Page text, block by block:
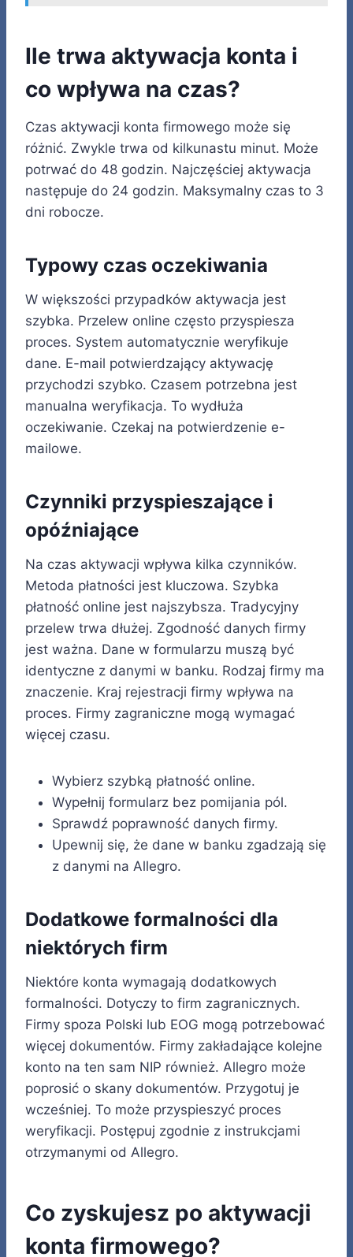
Ile trwa aktywacja konta i
co wpływa na czas?
Czas aktywacji konta firmowego może się
różnić. Zwykle trwa od kilkunastu minut. Może
potrwać do 48 godzin. Najczęściej aktywacja
następuje do 24 godzin. Maksymalny czas to 3
dni robocze.
Typowy czas oczekiwania
W większości przypadków aktywacja jest
szybka. Przelew online często przyspiesza
proces. System automatycznie weryfikuje
dane. E-mail potwierdzający aktywację
przychodzi szybko. Czasem potrzebna jest
manualna weryfikacja. To wydłuża
oczekiwanie. Czekaj na potwierdzenie e-
mailowe.
Czynniki przyspieszające i
opóźniające
Na czas aktywacji wpływa kilka czynników.
Metoda płatności jest kluczowa. Szybka
płatność online jest najszybsza. Tradycyjny
przelew trwa dłużej. Zgodność danych firmy
jest ważna. Dane w formularzu muszą być
identyczne z danymi w banku. Rodzaj firmy ma
znaczenie. Kraj rejestracji firmy wpływa na
proces. Firmy zagraniczne mogą wymagać
więcej czasu.
Wybierz szybką płatność online.
Wypełnij formularz bez pomijania pól.
Sprawdź poprawność danych firmy.
Upewnij się, że dane w banku zgadzają się
z danymi na Allegro.
Dodatkowe formalności dla
niektórych firm
Niektóre konta wymagają dodatkowych
formalności. Dotyczy to firm zagranicznych.
Firmy spoza Polski lub EOG mogą potrzebować
więcej dokumentów. Firmy zakładające kolejne
konto na ten sam NIP również. Allegro może
poprosić o skany dokumentów. Przygotuj je
wcześniej. To może przyspieszyć proces
weryfikacji. Postępuj zgodnie z instrukcjami
otrzymanymi od Allegro.
Co zyskujesz po aktywacji
konta firmowego?